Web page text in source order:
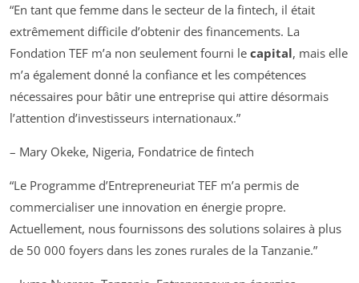
“En tant que femme dans le secteur de la fintech, il était
extrêmement difficile d’obtenir des financements. La
Fondation TEF m’a non seulement fourni le capital, mais elle
m’a également donné la confiance et les compétences
nécessaires pour bâtir une entreprise qui attire désormais
l’attention d’investisseurs internationaux.”
– Mary Okeke, Nigeria, Fondatrice de fintech
“Le Programme d’Entrepreneuriat TEF m’a permis de
commercialiser une innovation en énergie propre.
Actuellement, nous fournissons des solutions solaires à plus
de 50 000 foyers dans les zones rurales de la Tanzanie.”